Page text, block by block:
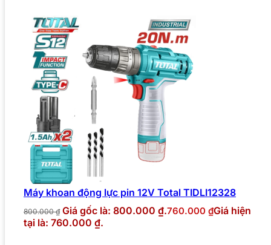
Máy khoan động lực pin 12V Total TIDLI12328
800.000₫ Giá gốc là: 800.000 ₫.760.000 ₫Giá hiện
tại là: 760.000 ₫.